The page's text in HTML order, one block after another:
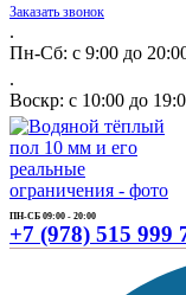
Заказать звонок
.
Пн-Сб: с 9:00 до
.
Воскр: с 10:00 до
ПН-СБ 09:00 - 20:00
+7 (978) 515 999